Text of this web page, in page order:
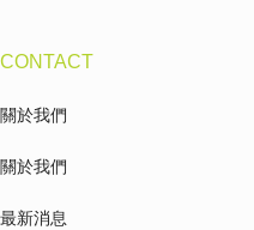
CONTACT
關於我們
關於我們
最新消息